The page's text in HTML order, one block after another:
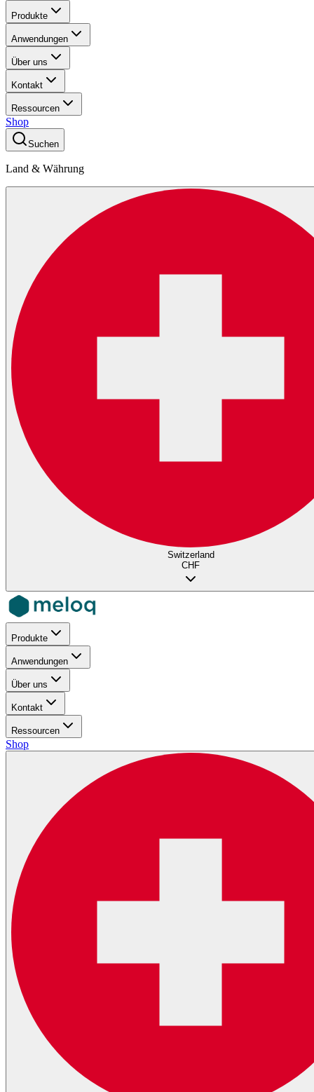
Produkte
Anwendungen
Über uns
Kontakt
Ressourcen
Shop
Suchen
Land & Währung
Switzerland
CHF
Produkte
Anwendungen
Über uns
Kontakt
Ressourcen
Shop